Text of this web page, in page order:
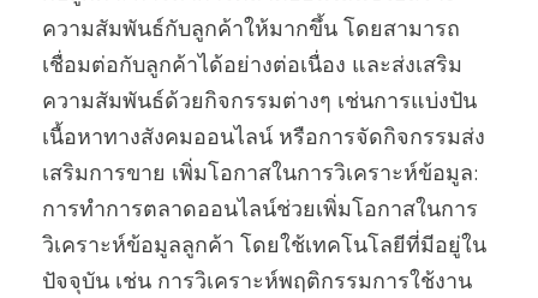
ความสัมพันธ์กับลูกค้าให้มากขึ้น โดยสามารถ
เชื่อมต่อกับลูกค้าได้อย่างต่อเนื่อง และส่งเสริม
ความสัมพันธ์ด้วยกิจกรรมต่างๆ เช่นการแบ่งปัน
เนื้อหาทางสังคมออนไลน์ หรือการจัดกิจกรรมส่ง
เสริมการขาย เพิ่มโอกาสในการวิเคราะห์ข้อมูล:
การทำการตลาดออนไลน์ช่วยเพิ่มโอกาสในการ
วิเคราะห์ข้อมูลลูกค้า โดยใช้เทคโนโลยีที่มีอยู่ใน
ปัจจุบัน เช่น การวิเคราะห์พฤติกรรมการใช้งาน